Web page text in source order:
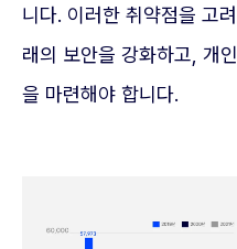
니다. 이러한 취약점을 고
래의 보안을 강화하고, 개
을 마련해야 합니다.